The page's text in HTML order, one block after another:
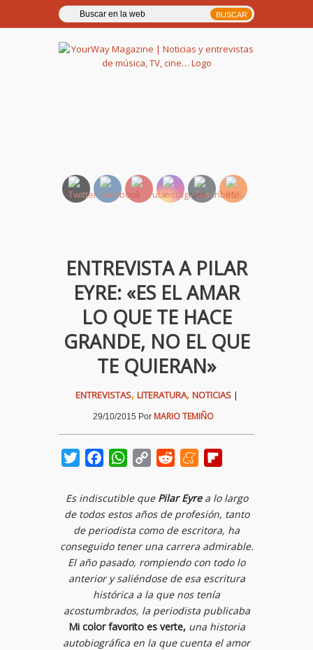
ENTREVISTA A PILAR
EYRE: «ES EL AMAR
LO QUE TE HACE
GRANDE, NO EL QUE
TE QUIERAN»
ENTREVISTAS, LITERATURA, NOTICIAS|
29/10/2015 Por MARIO TEMIÑO
TwitterFacebookWhatsApp
Copy
Reddit Meneame
Es indiscutible que Pilar Eyrea lo largo
de todos estos años de profesión, tanto
de periodista como de escritora, ha
conseguido tener una carrera admirable.
El año pasado, rompiendo con todo lo
anterior y saliéndose de esa escritura
histórica a la que nos tenía
acostumbrados, la periodista publicaba
Mi color favorito es verte, una historia
autobiográfica en la que cuenta el amor